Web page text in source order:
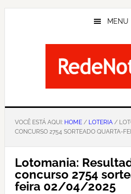
Skip
MENU
VOCÊ ESTÁ AQUI: HOME/ LOTERIA/
CONCURSO 2754 SORTEADO QUARTA-
Lotomania:
concurso 2754
feira 02/04/2025